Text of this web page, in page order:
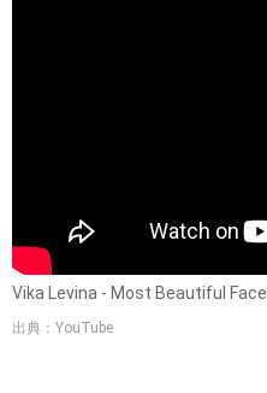
Vika Levina - Most Beautiful Face
出典：YouTube